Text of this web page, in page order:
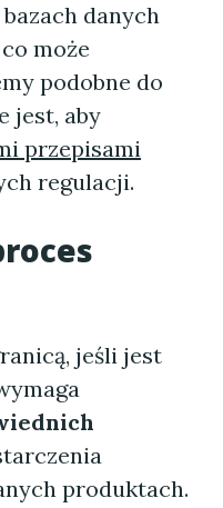
danych
może
podobne do
jest, aby
przepisami
regulacji.
jeśli jest
produktach.